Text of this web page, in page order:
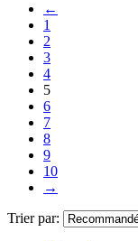
←
1
2
3
4
5
6
7
8
9
10
→
Trier par: